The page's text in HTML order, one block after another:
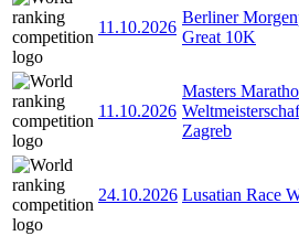
11.10.2026
Berliner
Great 10K
11.10.2026
Masters
Zagreb
24.10.2026 Lusatian Race